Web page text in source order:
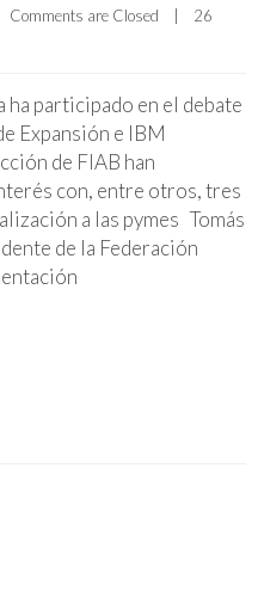
Comments are Closed
26
ha participado en el debate
Expansión e IBM
de FIAB han
con, entre otros, tres
a las pymes Tomás
de la Federación